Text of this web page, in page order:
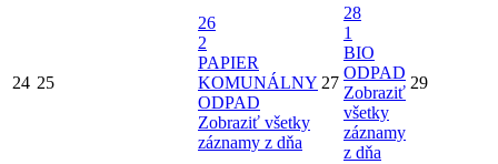
24 25
26
2
PAPIER
KOMUNÁLNY
ODPAD
Zobraziť všetky
záznamy z dňa
27
28
1
BIO
ODPAD
Zobraziť
všetky
záznamy
z dňa
29